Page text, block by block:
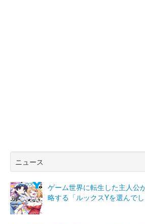
ニュース
ゲーム世界に転生した主人公
略する「ルックスYを選んでし